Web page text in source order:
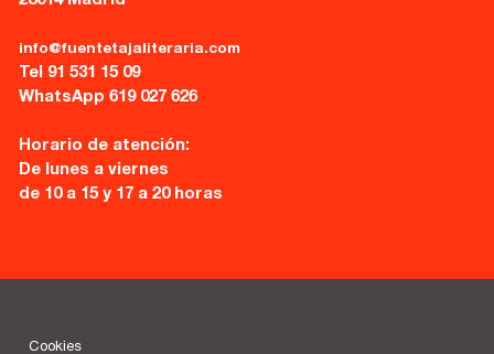
info@fuentetajaliteraria.com
Tel 91 531 15 09
WhatsApp 619 027 626
Horario de atención:
De lunes a viernes
de 10 a 15 y 17 a 20 horas
Cookies